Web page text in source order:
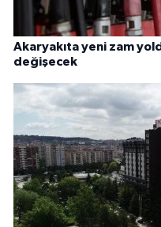
Akaryakıta yeni zam
değişecek